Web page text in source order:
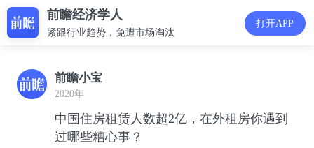
前瞻经济学人
紧跟行业趋势，免遭市场淘汰
打开APP
前瞻小宝
2020年
中国住房租赁人数超2亿，在外租房你遇到
过哪些糟心事？